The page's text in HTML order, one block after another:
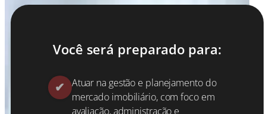
Você será preparado para:
Atuar na gestão e planejamento do
mercado imobiliário, com foco em
avaliação, administração e